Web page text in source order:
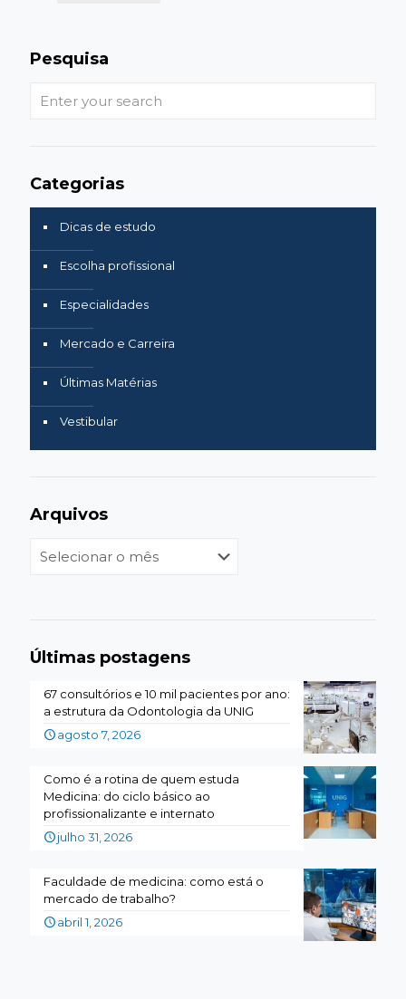
de
trabalho?
Pesquisa
your
Categorias
Dicas de estudo
Escolha profissional
Especialidades
Mercado e Carreira
Últimas Matérias
Vestibular
Arquivos
Últimas postagens
67 consultórios e 10 mil pacientes por ano:
a estrutura da Odontologia da UNIG
agosto 7, 2026
Como é a rotina de quem estuda
Medicina: do ciclo básico ao
profissionalizante e internato
julho 31, 2026
Faculdade de medicina: como está o
mercado de trabalho?
abril 1, 2026